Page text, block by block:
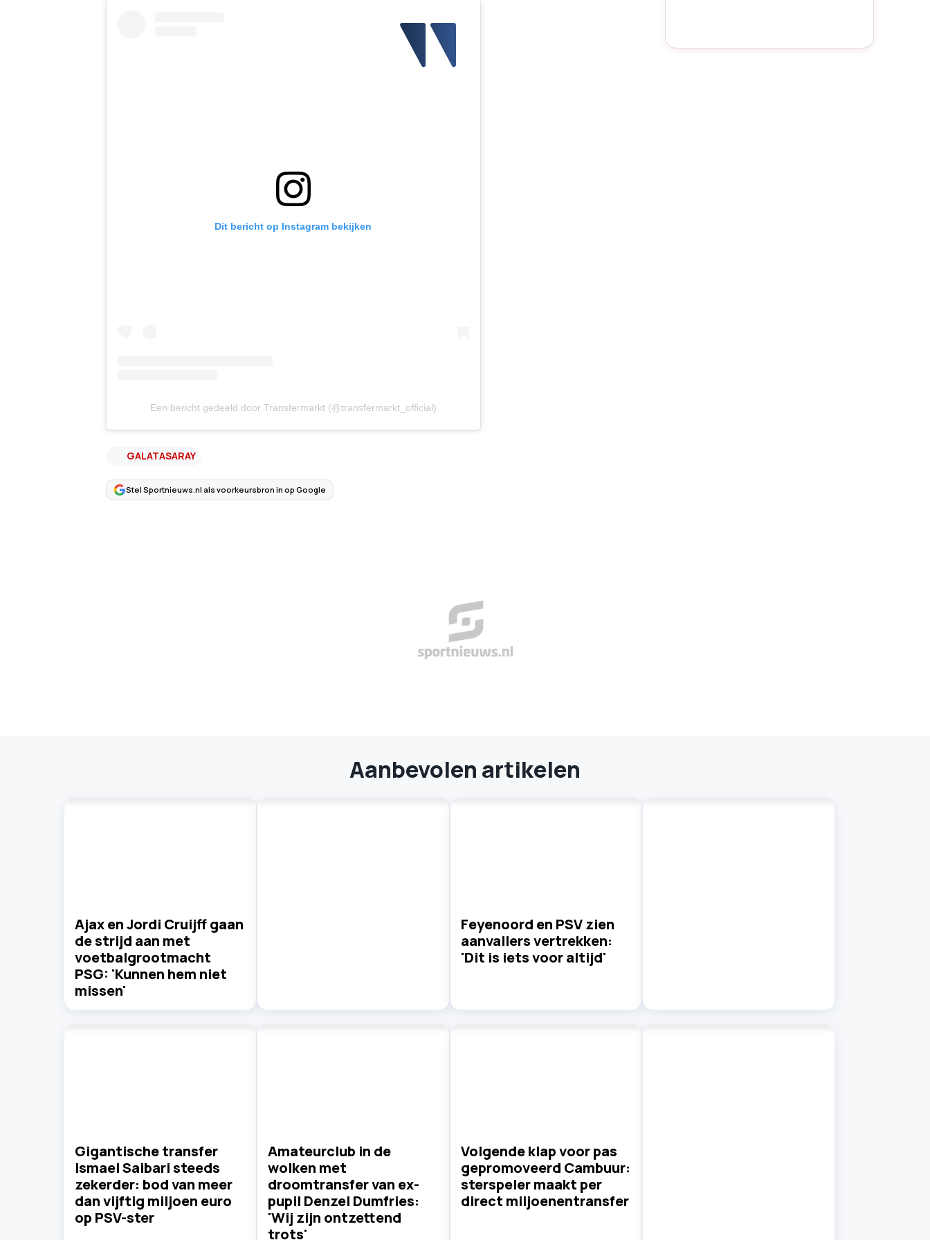
Dit bericht op Instagram bekijken
Een bericht gedeeld door Transfermarkt (@transfermarkt_official)
GALATASARAY
Stel Sportnieuws.nl als voorkeursbron in op Google
Aanbevolen artikelen
Ajax en Jordi Cruijff gaan
de strijd aan met
voetbalgrootmacht
PSG: 'Kunnen hem niet
missen'
Feyenoord en PSV zien
aanvallers vertrekken:
'Dit is iets voor altijd'
Gigantische transfer
Ismael Saibari steeds
zekerder: bod van meer
dan vijftig miljoen euro
op PSV-ster
Amateurclub in de
wolken met
droomtransfer van ex-
pupil Denzel Dumfries:
'Wij zijn ontzettend
trots'
Volgende klap voor pas
gepromoveerd Cambuur:
sterspeler maakt per
direct miljoenentransfer